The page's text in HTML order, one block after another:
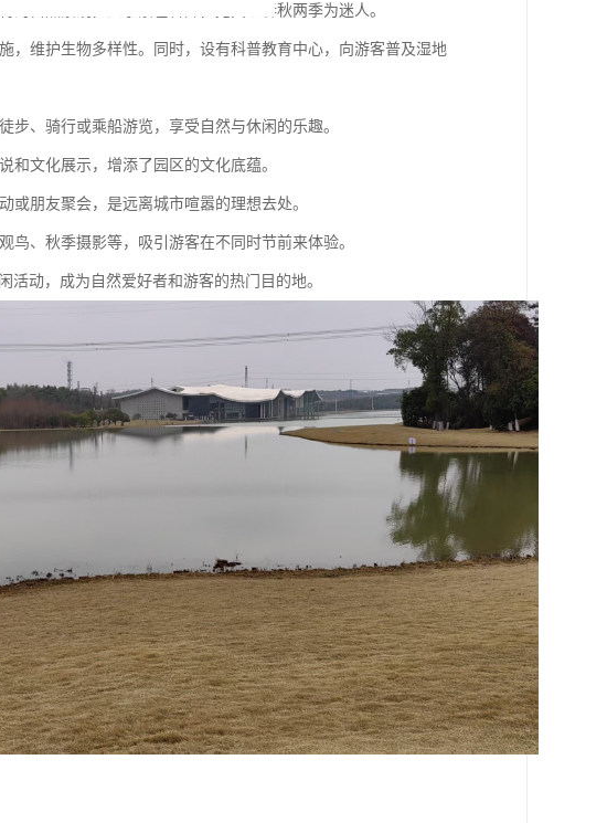
的自然景观，四季景色各异，尤其以春秋两季为迷人。
，维护生物多样性。同时，设有科普教育中心，向游客普及湿地
、骑行或乘船游览，享受自然与休闲的乐趣。
和文化展示，增添了园区的文化底蕴。
朋友聚会，是远离城市喧嚣的理想去处。
、秋季摄影等，吸引游客在不同时节前来体验。
动，成为自然爱好者和游客的热门目的地。